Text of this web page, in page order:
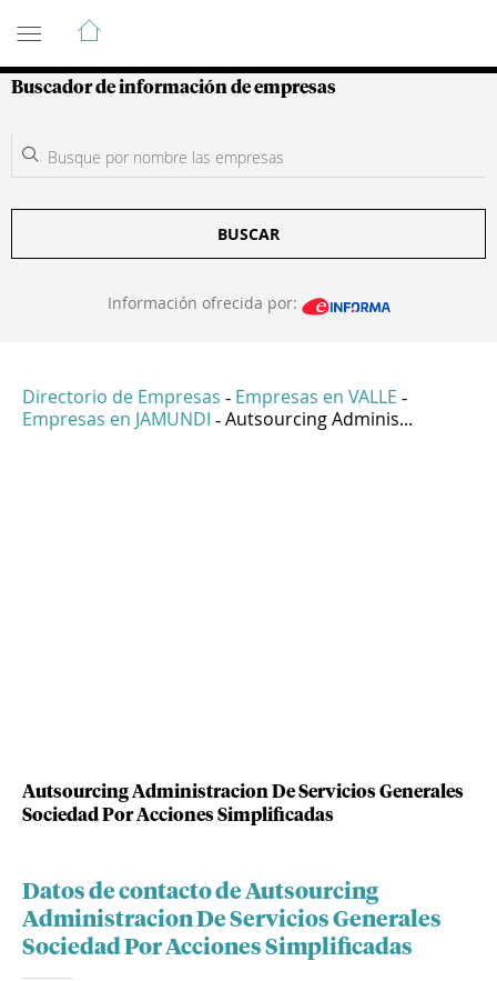
Guía de Empresas Colombianas
Buscador de información de empresas
BUSCAR
Información ofrecida por:
Directorio de Empresas - Empresas en VALLE -
Empresas en JAMUNDI - Autsourcing Adminis...
Autsourcing Administracion De Servicios Generales
Sociedad Por Acciones Simplificadas
Datos de contacto de Autsourcing
Administracion De Servicios Generales
Sociedad Por Acciones Simplificadas